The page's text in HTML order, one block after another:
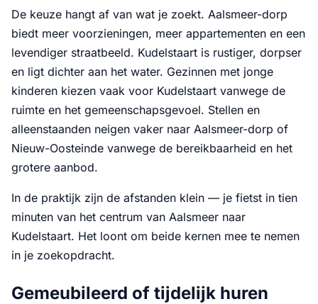
De keuze hangt af van wat je zoekt. Aalsmeer-dorp
biedt meer voorzieningen, meer appartementen en een
levendiger straatbeeld. Kudelstaart is rustiger, dorpser
en ligt dichter aan het water. Gezinnen met jonge
kinderen kiezen vaak voor Kudelstaart vanwege de
ruimte en het gemeenschapsgevoel. Stellen en
alleenstaanden neigen vaker naar Aalsmeer-dorp of
Nieuw-Oosteinde vanwege de bereikbaarheid en het
grotere aanbod.
In de praktijk zijn de afstanden klein — je fietst in tien
minuten van het centrum van Aalsmeer naar
Kudelstaart. Het loont om beide kernen mee te nemen
in je zoekopdracht.
Gemeubileerd of tijdelijk huren